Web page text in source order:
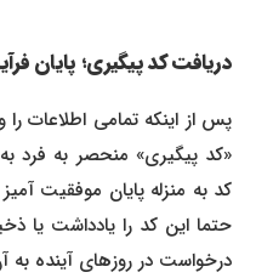
دریافت کد پیگیری؛ پایان فرآیند
پس از اینکه تمامی اطلاعات را
«کد پیگیری» منحصر به فرد
کد به منزله پایان موفقیت آمیز
حتما این کد را یادداشت یا
درخواست در روزهای آینده به